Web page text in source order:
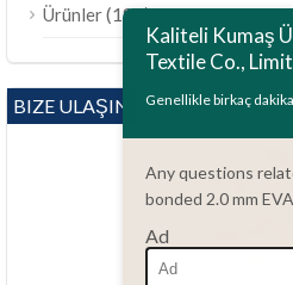
Ürünler(189)
BIZE ULAŞIN
Kaliteli Kumaş
Textile Co.,
Genellikle birkaç
Any questions
bonded 2.0 mm
Ad
Português do Brasil
Tiếng Việt
العربية
Bahasa Indonesia
Polski
Bahasa Melayu